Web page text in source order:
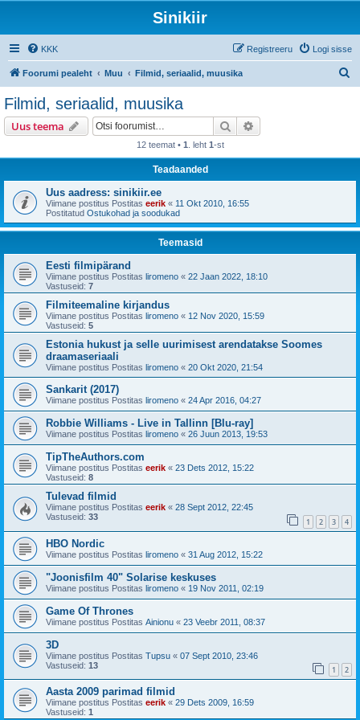
Sinikiir
KKK Logi sisse
Registreeru
Foorumi pealeht Muu Filmid, seriaalid, muusika
Filmid, seriaalid, muusika
Uus teema Otsi
12 teemat • 1 . leht 1-st
Teadaanded
Uus aadress: sinikiir.ee
Viimane postitus Postitas eerik « 11 Okt 2010, 16:55
Postitatud Ostukohad ja soodukad
Teemasid
Eesti filmipärand
Viimane postitus Postitas liromeno « 22 Jaan 2022, 18:10
Vastuseid: 7
Filmiteemaline kirjandus
Viimane postitus Postitas liromeno « 12 Nov 2020, 15:59
Vastuseid: 5
Estonia hukust ja selle uurimisest arendatakse Soomes
draamaseriaali
Viimane postitus Postitas liromeno « 20 Okt 2020, 21:54
Sankarit (2017)
Viimane postitus Postitas liromeno « 24 Apr 2016, 04:27
Robbie Williams - Live in Tallinn [Blu-ray]
Viimane postitus Postitas liromeno « 26 Juun 2013, 19:53
TipTheAuthors.com
Viimane postitus Postitas eerik « 23 Dets 2012, 15:22
Vastuseid: 8
Tulevad filmid
Viimane postitus Postitas eerik « 28 Sept 2012, 22:45
Vastuseid: 33 1 2 3 4
HBO Nordic
Viimane postitus Postitas liromeno « 31 Aug 2012, 15:22
"Joonisfilm 40" Solarise keskuses
Viimane postitus Postitas liromeno « 19 Nov 2011, 02:19
Game Of Thrones
Viimane postitus Postitas Ainionu « 23 Veebr 2011, 08:37
3D
Viimane postitus Postitas Tupsu « 07 Sept 2010, 23:46
Vastuseid: 13 1 2
Aasta 2009 parimad filmid
Viimane postitus Postitas eerik « 29 Dets 2009, 16:59
Vastuseid: 1